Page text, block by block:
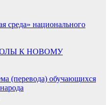
среда» национального
К НОВОМУ
(перевода) обучающихся